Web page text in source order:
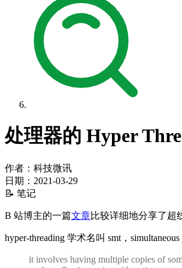
处理器的 Hyper
作者：科技微讯
日期： 2021-03-29
📝 笔记
B 站博主的一篇文章比较详细地分享了超
hyper-threading 学术名叫 smt，
it involves having multiple copies of